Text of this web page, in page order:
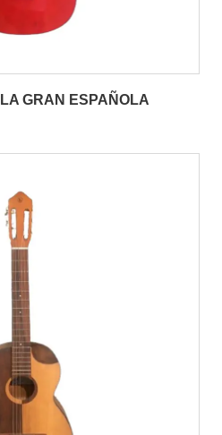
GRAN ESPAÑOLA